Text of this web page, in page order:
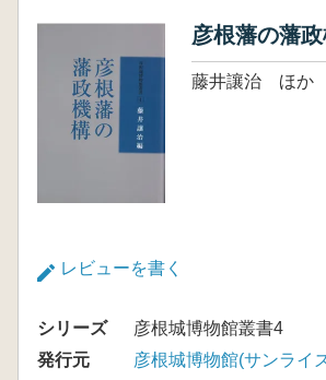
彦根藩の藩
藤井讓治 ほか
レビューを書く
シリーズ
彦根城博物館叢書4
発行元
彦根城博物館(サンライ